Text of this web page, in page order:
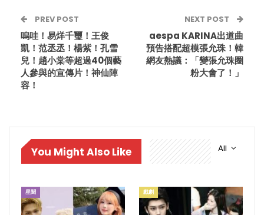
PREV POST
嗚哇！易烊千璽！王俊
凱！范丞丞！楊紫！孔雪
兒！趙小棠等超過40個藝
人參與的宣傳片！神仙陣
容！
NEXT POST
aespa KARINA出道曲
預告搭配超模張允珠！韓
網友熱議：「變張允珠圈
粉大會了！」
All
You Might Also Like
星聞 戲劇